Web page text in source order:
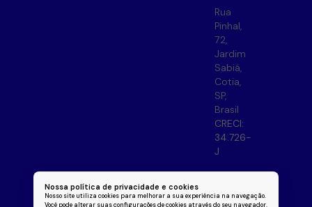
Nossa política de privacidade e cookies
Nosso site utiliza cookies para melhorar a sua experiência na navegação.
Você pode alterar suas configurações de cookies através do seu navegador.
Rua
Pinhal,
72,
Jardim
Sabiá,
Cotia,
SP,
Brasil
CRECI:
34.726-
J